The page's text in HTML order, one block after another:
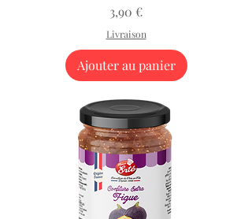
Prix
3,90 €
Livraison
Ajouter au panier